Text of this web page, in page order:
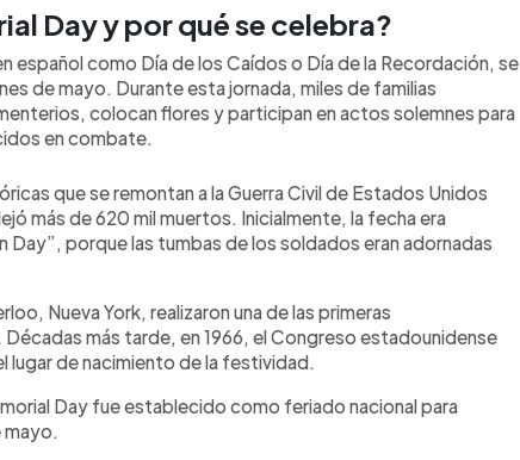
Day y por qué se celebra?
español como Día de los Caídos o Día de la Recordación, se
de mayo. Durante esta jornada, miles de familias
colocan flores y participan en actos solemnes para
en combate.
que se remontan a la Guerra Civil de Estados Unidos
más de 620 mil muertos. Inicialmente, la fecha era
porque las tumbas de los soldados eran adornadas
Nueva York, realizaron una de las primeras
más tarde, en 1966, el Congreso estadounidense
lugar de nacimiento de la festividad.
Day fue establecido como feriado nacional para
mayo.